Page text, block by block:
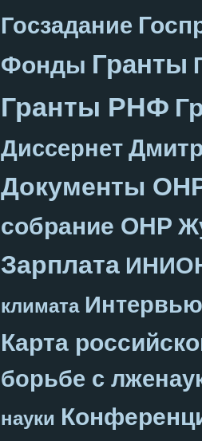
Госзадание
Фонды Гранты
Гранты РНФ
Диссернет
Документы
собрание ОНР
Зарплата
климата Интервью
Карта
борьбе с
науки